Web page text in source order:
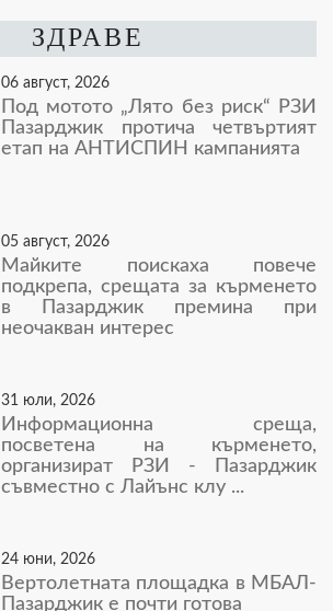
ЗДРАВЕ
06 август, 2026
Под мотото „Лято без риск“ РЗИ
Пазарджик протича четвъртият
етап на АНТИСПИН кампанията
05 август, 2026
Майките поискаха повече
подкрепа, срещата за кърменето
в Пазарджик премина при
неочакван интерес
31 юли, 2026
Информационна среща,
посветена на кърменето,
организират РЗИ - Пазарджик
съвместно с Лайънс клу ...
24 юни, 2026
Вертолетната площадка в МБАЛ-
Пазарджик е почти готова